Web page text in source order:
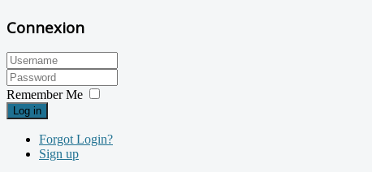
Connexion
Remember Me
Log in
Forgot Login?
Sign up